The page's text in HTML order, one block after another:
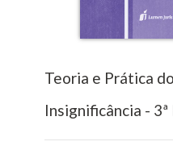
Teoria e Prática
Insignificância - 3ª